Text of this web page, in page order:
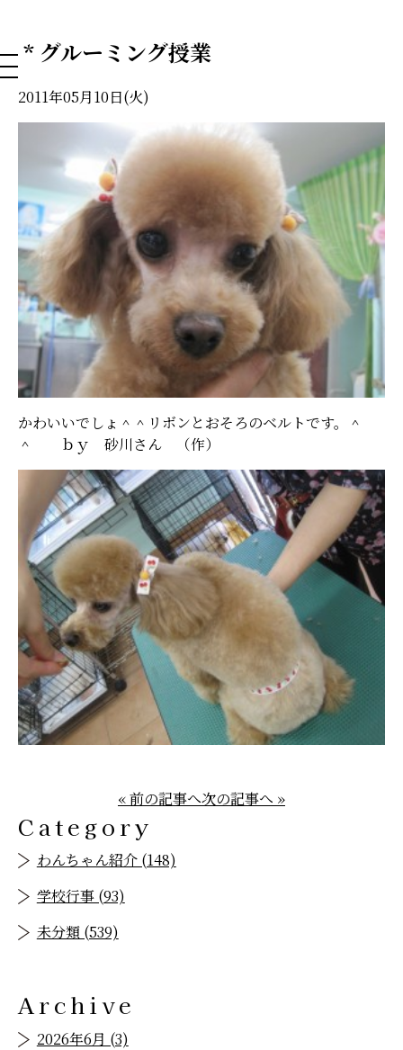
NAHA DOG GROOMING SCHOOL
* グルーミング授業
2011年05月10日(火)
かわいいでしょ＾＾リボンとおそろのベルトです。＾
＾ ｂｙ 砂川さん （作）
« 前の記事へ次の記事へ »
Category
わんちゃん紹介 (148)
学校行事 (93)
未分類 (539)
Archive
2026年6月 (3)